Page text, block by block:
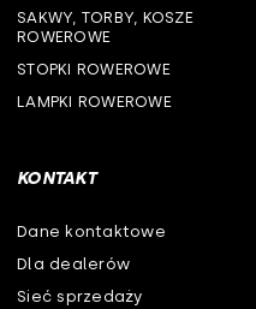
SAKWY, TORBY, KOSZE
ROWEROWE
STOPKI ROWEROWE
LAMPKI ROWEROWE
KONTAKT
Dane kontaktowe
Dla dealerów
Sieć sprzedaży